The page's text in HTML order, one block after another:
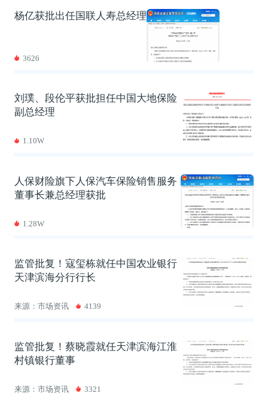
杨亿获批出任国联人寿总经理
3626
刘璞、段伦平获批担任中国大地保险
副总经理
1.10W
人保财险旗下人保汽车保险销售服务
董事长兼总经理获批
1.28W
监管批复！寇玺栋就任中国农业银行
天津滨海分行行长
来源：市场资讯 4139
监管批复！蔡晓霞就任天津滨海江淮
村镇银行董事
来源：市场资讯 3321